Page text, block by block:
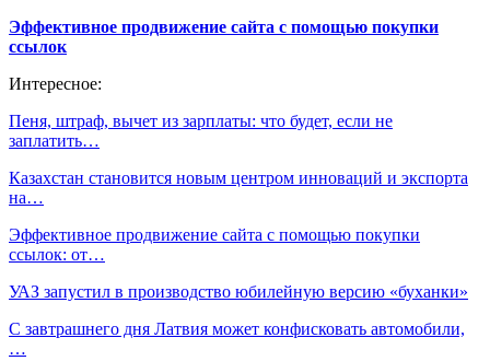
Эффективное продвижение сайта с помощью покупки
ссылок
Интересное:
Пеня, штраф, вычет из зарплаты: что будет, если не
заплатить…
Казахстан становится новым центром инноваций и экспорта
на…
Эффективное продвижение сайта с помощью покупки
ссылок: от…
УАЗ запустил в производство юбилейную версию «буханки»
С завтрашнего дня Латвия может конфисковать автомобили,
…